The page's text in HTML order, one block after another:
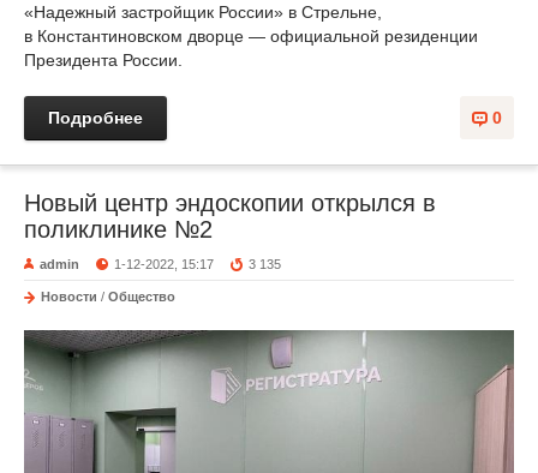
«Надежный застройщик России» в Стрельне,
в Константиновском дворце — официальной резиденции
Президента России.
0
Подробнее
Новый центр эндоскопии открылся в
поликлинике №2
admin 1-12-2022, 15:17 3 135
Новости / Общество